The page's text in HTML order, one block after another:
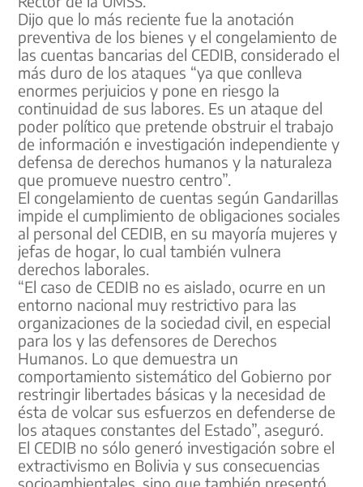
Dijo que lo más reciente fue la anotación
preventiva de los bienes y el congelamiento de
las cuentas bancarias del CEDIB, considerado el
más duro de los ataques “ya que conlleva
enormes perjuicios y pone en riesgo la
continuidad de sus labores. Es un ataque del
poder político que pretende obstruir el trabajo
de información e investigación independiente y
defensa de derechos humanos y la naturaleza
que promueve nuestro centro”.
El congelamiento de cuentas según Gandarillas
impide el cumplimiento de obligaciones sociales
al personal del CEDIB, en su mayoría mujeres y
jefas de hogar, lo cual también vulnera
derechos laborales.
“El caso de CEDIB no es aislado, ocurre en un
entorno nacional muy restrictivo para las
organizaciones de la sociedad civil, en especial
para los y las defensores de Derechos
Humanos. Lo que demuestra un
comportamiento sistemático del Gobierno por
restringir libertades básicas y la necesidad de
ésta de volcar sus esfuerzos en defenderse de
los ataques constantes del Estado”, aseguró.
El CEDIB no sólo generó investigación sobre el
extractivismo en Bolivia y sus consecuencias
socioambientales, sino que también presentó